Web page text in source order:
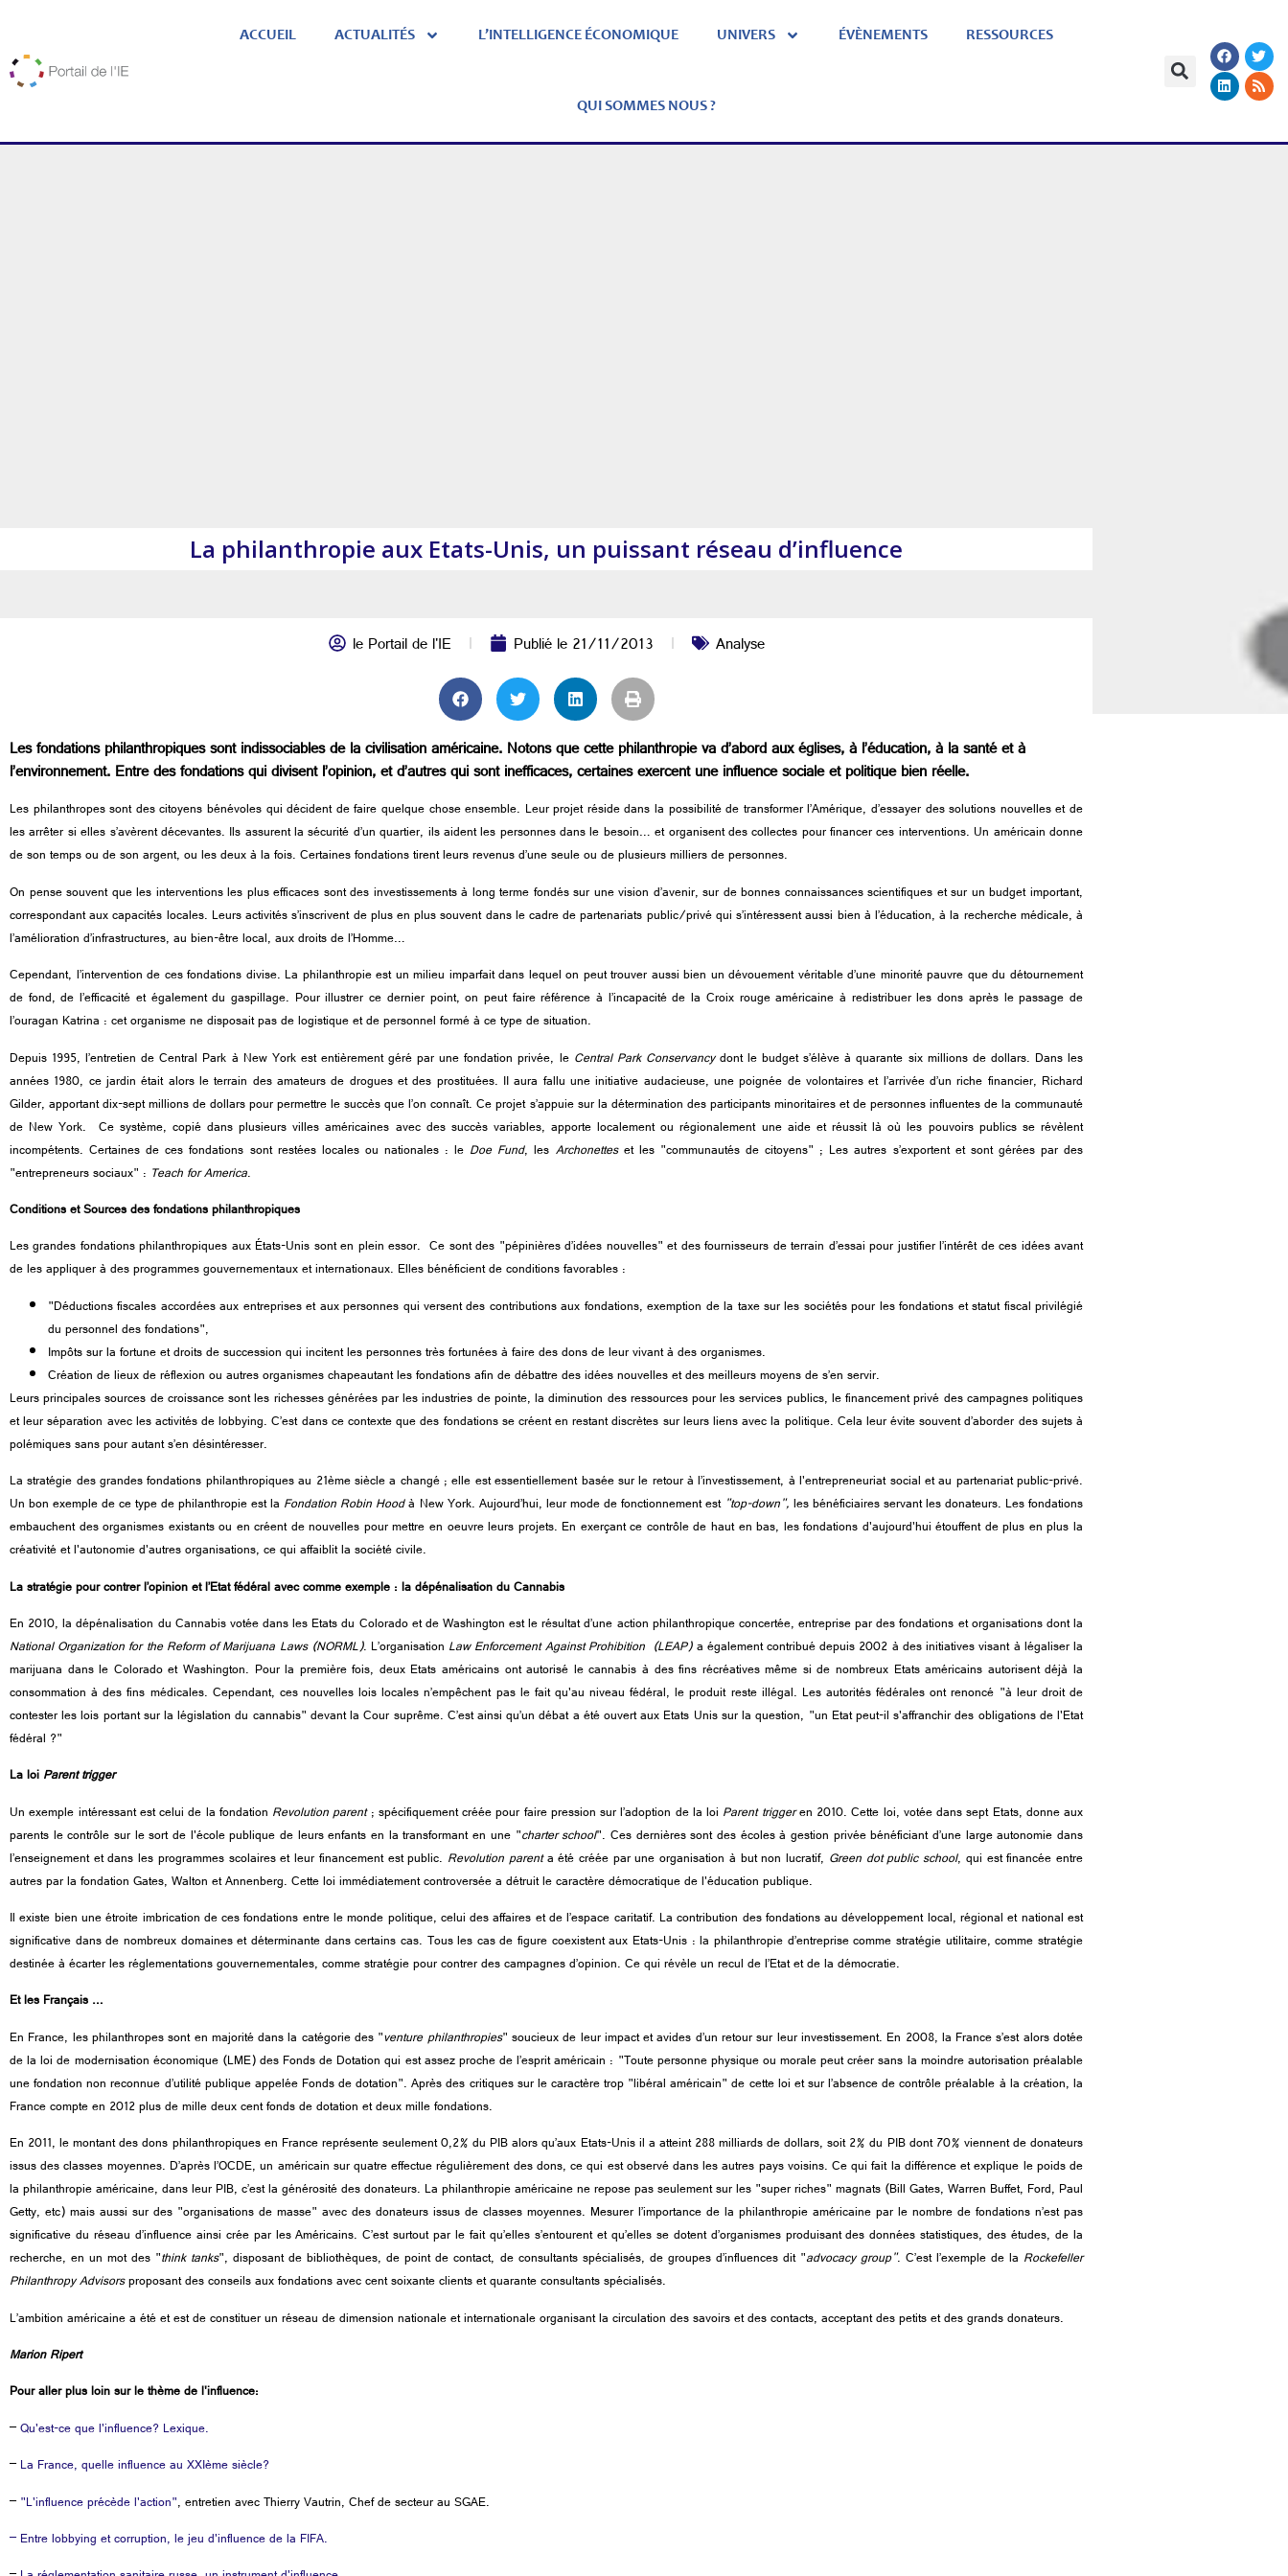
ACCUEIL ACTUALITÉS L’INTELLIGENCE ÉCONOMIQUE UNIVERS ÉVÈNEMENTS RESSOURCES
QUI SOMMES NOUS ?
La philanthropie aux Etats-Unis, un puissant réseau d’influence
le Portail de l'IE Publié le21/11/2013 Analyse
Les fondations philanthropiques sont indissociables de la civilisation américaine. Notons que cette philanthropie va d’abord aux églises, à l’éducation, à la santé et à
l’environnement. Entre des fondations qui divisent l’opinion, et d’autres qui sont inefficaces, certaines exercent une influence sociale et politique bien réelle.
Les philanthropes sont des citoyens bénévoles qui décident de faire quelque chose ensemble. Leur projet réside dans la possibilité de transformer l’Amérique, d’essayer des solutions nouvelles et de
les arrêter si elles s’avèrent décevantes. Ils assurent la sécurité d’un quartier, ils aident les personnes dans le besoin… et organisent des collectes pour financer ces interventions. Un américain donne
de son temps ou de son argent, ou les deux à la fois. Certaines fondations tirent leurs revenus d’une seule ou de plusieurs milliers de personnes.
On pense souvent que les interventions les plus efficaces sont des investissements à long terme fondés sur une vision d’avenir, sur de bonnes connaissances scientifiques et sur un budget important,
correspondant aux capacités locales. Leurs activités s’inscrivent de plus en plus souvent dans le cadre de partenariats public/privé qui s’intéressent aussi bien à l’éducation, à la recherche médicale, à
l’amélioration d’infrastructures, au bien-être local, aux droits de l’Homme…
Cependant, l’intervention de ces fondations divise. La philanthropie est un milieu imparfait dans lequel on peut trouver aussi bien un dévouement véritable d’une minorité pauvre que du détournement
de fond, de l’efficacité et également du gaspillage. Pour illustrer ce dernier point, on peut faire référence à l’incapacité de la Croix rouge américaine à redistribuer les dons après le passage de
l’ouragan Katrina : cet organisme ne disposait pas de logistique et de personnel formé à ce type de situation.
Depuis 1995, l’entretien de Central Park à New York est entièrement géré par une fondation privée, le Central Park Conservancydont le budget s’élève à quarante six millions de dollars. Dans les
années 1980, ce jardin était alors le terrain des amateurs de drogues et des prostituées. II aura fallu une initiative audacieuse, une poignée de volontaires et l’arrivée d’un riche financier, Richard
Gilder, apportant dix-sept millions de dollars pour permettre le succès que l’on connaît. Ce projet s’appuie sur la détermination des participants minoritaires et de personnes influentes de la communauté
de New York. Ce système, copié dans plusieurs villes américaines avec des succès variables, apporte localement ou régionalement une aide et réussit là où les pouvoirs publics se révèlent
incompétents. Certaines de ces fondations sont restées locales ou nationales : le Doe Fund, les Archonetteset les "communautés de citoyens" ; Les autres s’exportent et sont gérées par des
"entrepreneurs sociaux" : Teach for America.
Conditions et Sources des fondations philanthropiques
Les grandes fondations philanthropiques aux États-Unis sont en plein essor. Ce sont des "pépinières d’idées nouvelles"et des fournisseurs de terrain d’essai pour justifier l’intérêt de ces idées avant
de les appliquer à des programmes gouvernementaux et internationaux. Elles bénéficient de conditions favorables :
"Déductions fiscales accordées aux entreprises et aux personnes qui versent des contributions aux fondations, exemption de la taxe sur les sociétés pour les fondations et statut fiscal privilégié
du personnel des fondations",
Impôts sur la fortune et droits de succession qui incitent les personnes très fortunées à faire des dons de leur vivant à des organismes.
Création de lieux de réflexion ou autres organismes chapeautant les fondations afin de débattre des idées nouvelles et des meilleurs moyens de s’en servir.
Leurs principales sources de croissance sont les richesses générées par les industries de pointe, la diminution des ressources pour les services publics, le financement privé des campagnes politiques
et leur séparation avec les activités de lobbying. C’est dans ce contexte que des fondations se créent en restant discrètes sur leurs liens avec la politique. Cela leur évite souvent d’aborder des sujets à
polémiques sans pour autant s’en désintéresser.
La stratégie des grandes fondations philanthropiques au 21ème siècle a changé ; elle est essentiellement basée sur le retour à l’investissement, à l'entrepreneuriat social et au partenariat public-privé.
Un bon exemple de ce type de philanthropie est la Fondation Robin Hoodà New York. Aujourd’hui, leur mode de fonctionnement est "top-down",les bénéficiaires servant les donateurs. Les fondations
embauchent des organismes existants ou en créent de nouvelles pour mettre en oeuvre leurs projets. En exerçant ce contrôle de haut en bas, les fondations d'aujourd'hui étouffent de plus en plus la
créativité et l'autonomie d'autres organisations, ce qui affaiblit la société civile.
La stratégie pour contrer l’opinion et l’Etat fédéral avec comme exemple : la dépénalisation du Cannabis
En 2010, la dépénalisation du Cannabis votée dans les Etats du Colorado et de Washington est le résultat d’une action philanthropique concertée, entreprise par des fondations et organisations dont la
National Organization for the Reform of Marijuana Laws (NORML). L’organisation Law Enforcement Against Prohibition (LEAP)a également contribué depuis 2002 à des initiatives visant à légaliser la
marijuana dans le Colorado et Washington. Pour la première fois, deux Etats américains ont autorisé le cannabis à des fins récréatives même si de nombreux Etats américains autorisent déjà la
consommation à des fins médicales. Cependant, ces nouvelles lois locales n’empêchent pas le fait qu'au niveau fédéral, le produit reste illégal. Les autorités fédérales ont renoncé "à leur droit de
contester les lois portant sur la législation du cannabis"devant la Cour suprême. C’est ainsi qu’un débat a été ouvert aux Etats Unis sur la question, "un Etat peut-il s'affranchir des obligations de l'Etat
fédéral ?"
La loiParent trigger
Un exemple intéressant est celui de la fondation Revolution parent; spécifiquement créée pour faire pression sur l’adoption de la loi Parent triggeren 2010. Cette loi, votée dans sept Etats, donne aux
parents le contrôle sur le sort de l'école publique de leurs enfants en la transformant en une "charter school". Ces dernières sont des écoles à gestion privée bénéficiant d’une large autonomie dans
l’enseignement et dans les programmes scolaires et leur financement est public. Revolution parenta été créée par une organisation à but non lucratif, Green dot public school, qui est financée entre
autres par la fondation Gates, Walton et Annenberg. Cette loi immédiatement controversée a détruit le caractère démocratique de l'éducation publique.
Il existe bien une étroite imbrication de ces fondations entre le monde politique, celui des affaires et de l’espace caritatif. La contribution des fondations au développement local, régional et national est
significative dans de nombreux domaines et déterminante dans certains cas. Tous les cas de figure coexistent aux Etats-Unis : la philanthropie d’entreprise comme stratégie utilitaire, comme stratégie
destinée à écarter les réglementations gouvernementales, comme stratégie pour contrer des campagnes d’opinion. Ce qui révèle un recul de l’Etat et de la démocratie.
Et les Français …
En France, les philanthropes sont en majorité dans la catégorie des"venture philanthropies"soucieux de leur impact et avides d’un retour sur leur investissement. En 2008, la France s’est alors dotée
de la loi de modernisation économique (LME) des Fonds de Dotation qui est assez proche de l’esprit américain : "Toute personne physique ou morale peut créer sans la moindre autorisation préalable
une fondation non reconnue d’utilité publique appelée Fonds de dotation". Après des critiques sur le caractère trop "libéral américain" de cette loi et sur l’absence de contrôle préalable à la création, la
France compte en 2012 plus de mille deux cent fonds de dotation et deux mille fondations.
En 2011, le montant des dons philanthropiques en France représente seulement 0,2% du PIB alors qu’aux Etats-Unis il a atteint 288 milliards de dollars, soit 2% du PIB dont 70% viennent de donateurs
issus des classes moyennes. D’après l’OCDE, un américain sur quatre effectue régulièrement des dons, ce qui est observé dans les autres pays voisins. Ce qui fait la différence et explique le poids de
la philanthropie américaine, dans leur PIB, c’est la générosité des donateurs. La philanthropie américaine ne repose pas seulement sur les"super riches"magnats (Bill Gates, Warren Buffet, Ford, Paul
Getty, etc) mais aussi sur des "organisations de masse" avec des donateurs issus de classes moyennes. Mesurer l’importance de la philanthropie américaine par le nombre de fondations n’est pas
significative du réseau d’influence ainsi crée par les Américains. C’est surtout par le fait qu’elles s’entourent et qu’elles se dotent d’organismes produisant des données statistiques, des études, de la
recherche, en un mot des "think tanks", disposant de bibliothèques, de point de contact, de consultants spécialisés, de groupes d’influences dit "advocacy group". C’est l’exemple de la Rockefeller
Philanthropy Advisorsproposant des conseils aux fondations avec cent soixante clients et quarante consultants spécialisés.
L’ambition américaine a été et est de constituer un réseau de dimension nationale et internationale organisant la circulation des savoirs et des contacts, acceptant des petits et des grands donateurs.
Marion Ripert
Pour aller plus loin sur le thème de l'influence:
–Qu'est-ce que l'influence? Lexique.
–La France, quelle influence au XXIème siècle?
–"L'influence précède l'action", entretien avec Thierry Vautrin, Chef de secteur au SGAE.
– Entre lobbying et corruption, le jeu d'influence de la FIFA.